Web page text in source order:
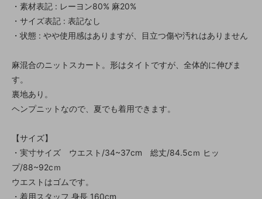
・素材表記 : レーヨン80% 麻20%
・サイズ表記 : 表記なし
・状態 : やや使用感はありますが、目立つ傷や汚れはありません
麻混合のニットスカート。形はタイトですが、全体的に伸びま
す。
裏地あり。
ヘンプニットなので、夏でも着用できます。
【サイズ】
・実寸サイズ ウエスト/34~37cm 総丈/84.5cｍ ヒッ
プ/88~92cｍ
ウエストはゴムです。
・着用スタッフ 身長 160cm